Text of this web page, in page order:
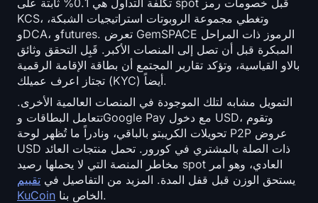
KCS، وتغطي مجموعة الروبوتات استراتيجيات الشبكة،
وDCA، وfutures. تعرض GemSPACE الرموز ذات المراحل
المبكرة قبل أن تصل إلى المنصات الأكبر. قَبِل التحقق وثائق
بالاو القياسية، وتؤكد تقارير المجتمع أن بطاقة الإقامة الرقمية
تجتاز اعرف عميلك (KYC) أيضاً.
التمويل مشابه لتلك الموجودة في المنصات العالمية الأخرى.
تتعامل البطاقات وGoogle Pay مع دخول USD، وتقوم
تحويلات الكريبتو بالباقي، ونادراً ما تُظهر لوحة P2P عروض
USD ذات الصلة بالمشتري في كورور. تحمل منتجات العائد
مخاطر المنصة التي لا يحملها رصيد spot العادي، وهو أمر
يستحق الوزن قبل قفل المدة. المزيد من التفاصيل في تقييم
KuCoin
الخاص بنا.